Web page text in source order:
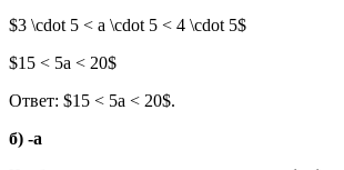
$3 \cdot 5 < a \cdot 5 < 4 \cdot 5$
$15 < 5a < 20$
Ответ: $15 < 5a < 20$.
б) -a